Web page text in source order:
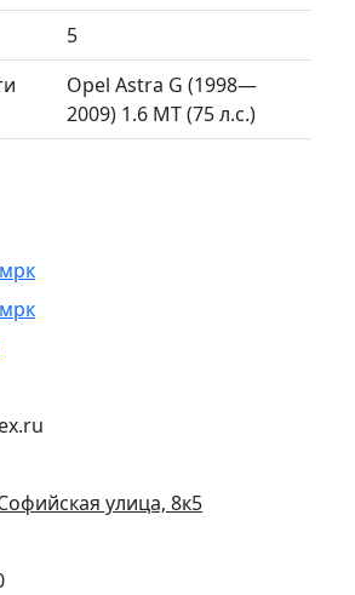
5
Opel Astra G (1998—
2009) 1.6 MT (75 л.с.)
улица, 8к5